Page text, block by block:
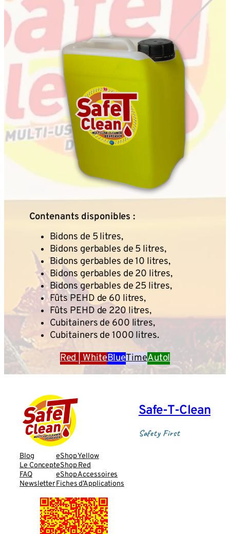
Contenants disponibles :
Bidons de 5 litres,
Bidons gerbables de 5 litres,
Bidons gerbables de 10 litres,
Bidons gerbables de 20 litres,
Bidons gerbables de 25 litres,
Fûts PEHD de 60 litres,
Fûts PEHD de 220 litres,
Cubitainers de 600 litres,
Cubitainers de 1000 litres.
Red | WhiteBlueTimeAutol
Safe‑T‑Clean
Safety First
Blog
Le Concept
FAQ
Newsletter
eShop Yellow
eShop Red
eShop Accessoires
Fiches d’Applications